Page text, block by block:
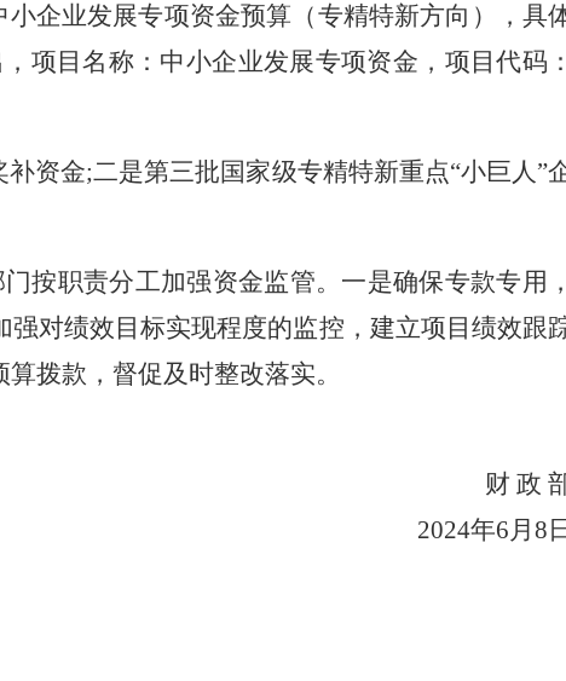
企业发展专项资金预算（专精特新方向），具
项目名称：中小企业发展专项资金，项目代码
资金;二是第三批国家级专精特新重点“小巨人”
按职责分工加强资金监管。一是确保专款专用
对绩效目标实现程度的监控，建立项目绩效跟
拨款，督促及时整改落实。
财 政
2024年6月8